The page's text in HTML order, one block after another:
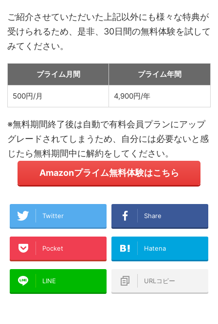
ご紹介させていただいた上記以外にも様々な特典が
受けられるため、是非、30日間の無料体験を試して
みてください。
プライム月間 プライム年間
500円/月 4,900円/年
※無料期間終了後は自動で有料会員プランにアップ
グレードされてしまうため、自分には必要ないと感
じたら無料期間中に解約をしてください。
Amazonプライム無料体験はこちら
Twitter Share
Pocket Hatena
LINE URLコピー